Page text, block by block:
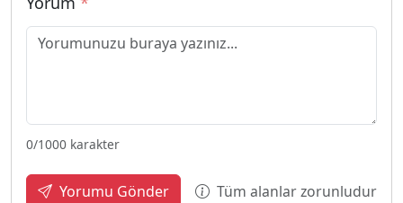
0/1000 karakter
Yorumu Gönder Tüm alanlar zorunludur